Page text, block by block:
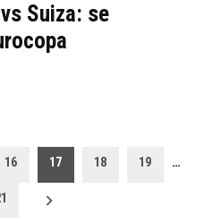
Suiza: se
16 17 18 19 …